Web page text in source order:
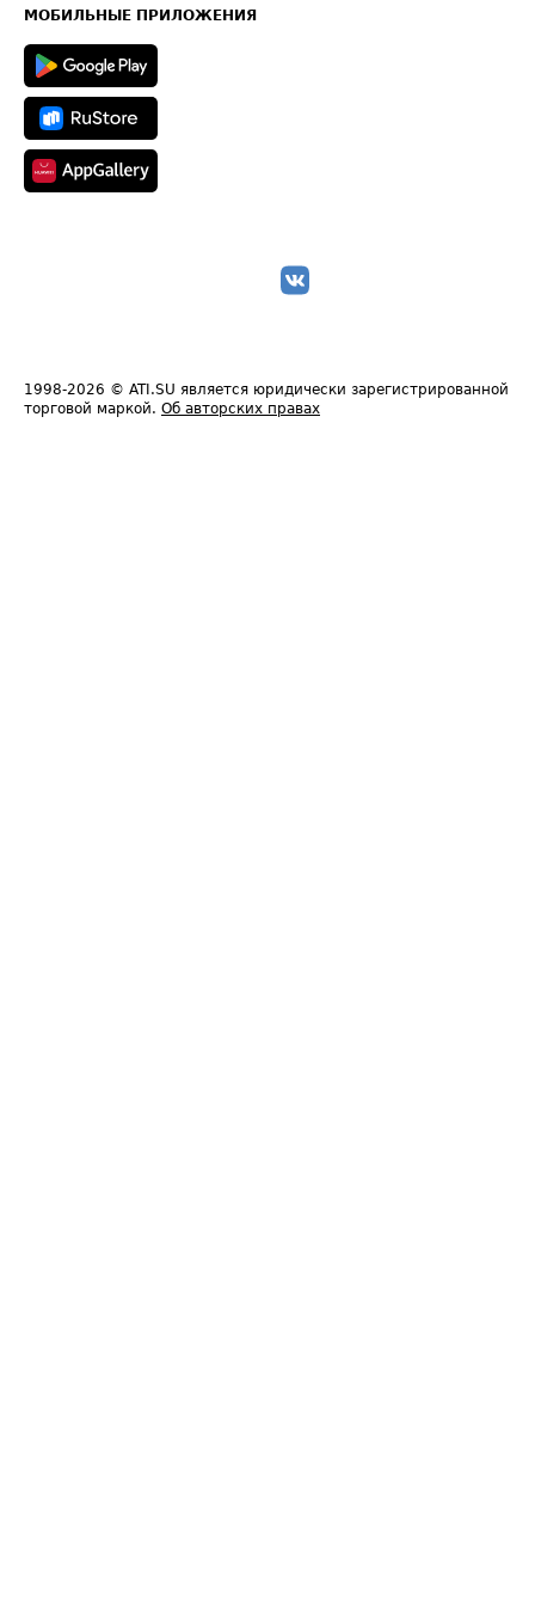
Техническая информация
МОБИЛЬНЫЕ ПРИЛОЖЕНИЯ
1998-2026 © ATI.SU является юридически зарегистрированной
торговой маркой. Об авторских правах